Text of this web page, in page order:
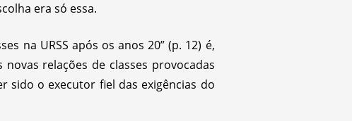
era só essa.
na URSS após os anos 20” (p. 12) é,
relações de classes provocadas
sido o executor fiel das exigências do